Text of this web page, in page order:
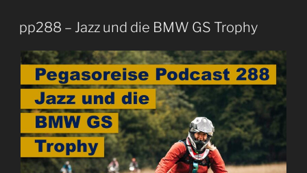
pp288 – Jazz und die BMW GS Trophy